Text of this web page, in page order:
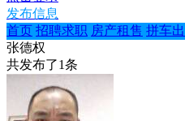
发布信息
首页 招聘求职 房产租售 拼车
张德权
共发布了1条